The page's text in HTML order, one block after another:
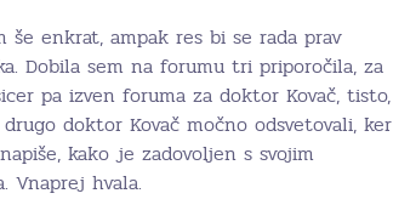
enkrat, ampak res bi se rada prav
Dobila sem na forumu tri priporočila, za
pa izven foruma za doktor Kovač, tisto,
doktor Kovač močno odsvetovali, ker
kako je zadovoljen s svojim
Vnaprej hvala.